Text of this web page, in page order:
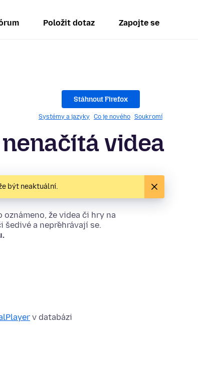
Položit dotaz Zapojte se
Stáhnout Firefox
Systémy a jazyky Co je nového Soukromí
nenačítá videa
být neaktuální.
že videa či hry na
šedivé a nepřehrávají se.
v databázi